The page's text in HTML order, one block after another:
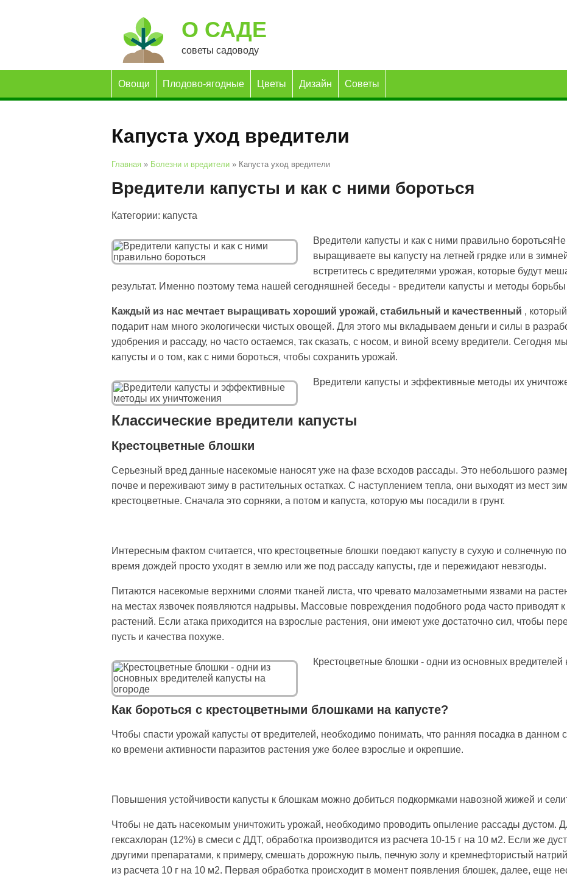
О САДЕ
советы садоводу
Капуста уход вредители
Главная » Болезни и вредители » Капуста уход вредители
Вредители капусты и как с ними бороться
Категории: капуста
Вредители капусты и как с ними правильно
выращиваете вы капусту на летней грядке или в
встретитесь с вредителями урожая, которые будут
результат. Именно поэтому тема нашей сегодняшней беседы - вредители капусты и методы
Каждый из нас мечтает выращивать хороший урожай, стабильный и качественный ,
подарит нам много экологически чистых овощей. Для этого мы вкладываем деньги и силы в
удобрения и рассаду, но часто остаемся, так сказать, с носом, и виной всему вредители. Сегодня
капусты и о том, как с ними бороться, чтобы сохранить урожай.
Вредители капусты и эффективные методы их
Классические вредители капусты
Крестоцветные блошки
Серьезный вред данные насекомые наносят уже на фазе всходов рассады. Это небольшого
почве и переживают зиму в растительных остатках. С наступлением тепла, они выходят из мест
крестоцветные. Сначала это сорняки, а потом и капуста, которую мы посадили в грунт.
Интересным фактом считается, что крестоцветные блошки поедают капусту в сухую и солнечную
время дождей просто уходят в землю или же под рассаду капусты, где и пережидают невзгоды.
Питаются насекомые верхними слоями тканей листа, что чревато малозаметными язвами на
на местах язвочек появляются надрывы. Массовые повреждения подобного рода часто приводят
растений. Если атака приходится на взрослые растения, они имеют уже достаточно сил, чтобы
пусть и качества похуже.
Крестоцветные блошки - одни из основных вредителей
Как бороться с крестоцветными блошками на капусте?
Чтобы спасти урожай капусты от вредителей, необходимо понимать, что ранняя посадка в данном
ко времени активности паразитов растения уже более взрослые и окрепшие.
Повышения устойчивости капусты к блошкам можно добиться подкормками навозной жижей и
Чтобы не дать насекомым уничтожить урожай, необходимо проводить опыление рассады дустом.
гексахлоран (12%) в смеси с ДДТ, обработка производится из расчета 10-15 г на 10 м2. Если же
другими препаратами, к примеру, смешать дорожную пыль, печную золу и кремнефтористый
из расчета 10 г на 10 м2. Первая обработка происходит в момент появления блошек, далее, еще
Овощи Плодово-ягодные Цветы Дизайн Советы